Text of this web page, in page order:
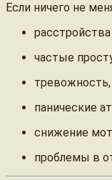
Если ничего не
частые
панические
снижение
проблемы в